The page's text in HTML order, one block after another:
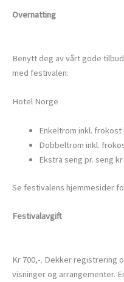
Overnatting
Benytt deg av vårt gode
med festivalen:
Hotel Norge
Enkeltrom inkl. frokost
Dobbeltrom inkl.
Ekstra seng pr. seng kr
Se festivalens hjemmesider
Festivalavgift
Kr 700,-. Dekker registrering
visninger og arrangementer.